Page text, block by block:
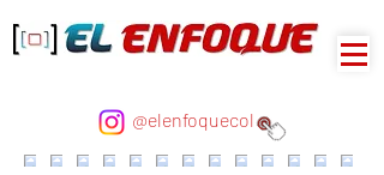
@elenfoquecol